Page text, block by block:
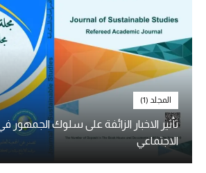
المجلد (1)
تأثير الاخبار الزائفة على سلوك
الاجتماعي